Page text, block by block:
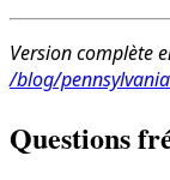
Version complète
/blog/
Questions